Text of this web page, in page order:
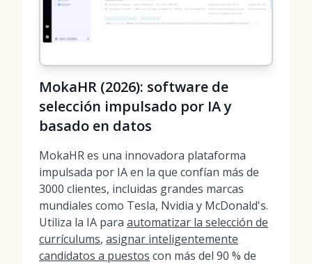
MokaHR (2026): software de
selección impulsado por IA y
basado en datos
MokaHR es una innovadora plataforma
impulsada por IA en la que confían más de
3000 clientes, incluidas grandes marcas
mundiales como Tesla, Nvidia y McDonald's.
Utiliza la IA para automatizar la selección de
currículums, asignar inteligentemente
candidatos a puestos con más del 90 % de